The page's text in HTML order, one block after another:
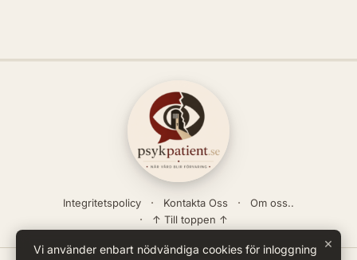
Integritetspolicy Kontakta Oss
Om oss..
↑ Till toppen ↑
×
Vi använder enbart nödvändiga cookies för inloggning